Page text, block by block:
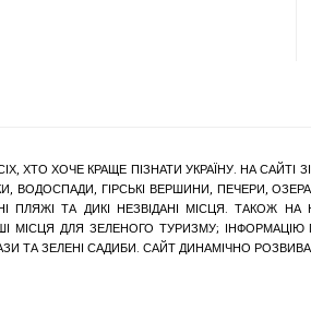
ХТО ХОЧЕ КРАЩЕ ПІЗНАТИ УКРАЇНУ. НА
ГІРСЬКІ ВЕРШИНИ, ПЕЧЕРИ,
ПЛЯЖІ ТА ДИКІ НЕЗВІДАНІ МІСЦЯ. ТАКОЖ
МІСЦЯ ДЛЯ ЗЕЛЕНОГО ТУРИЗМУ;
ТА ЗЕЛЕНІ САДИБИ. САЙТ ДИНАМІЧНО